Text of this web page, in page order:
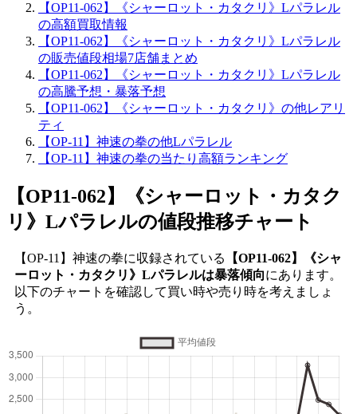
【OP11-062】《シャーロット・カタクリ》Lパラレル
の高額買取情報
【OP11-062】《シャーロット・カタクリ》Lパラレル
の販売値段相場7店舗まとめ
【OP11-062】《シャーロット・カタクリ》Lパラレル
の高騰予想・暴落予想
【OP11-062】《シャーロット・カタクリ》の他レアリ
ティ
【OP-11】神速の拳の他Lパラレル
【OP-11】神速の拳の当たり高額ランキング
【OP11-062】《シャーロット・カタク
リ》Lパラレルの値段推移チャート
【OP-11】神速の拳に収録されている
【OP11-062】《シャ
ーロット・カタクリ》Lパラレルは暴落傾向にあります。
以下のチャートを確認して買い時や売り時を考えましょ
う。